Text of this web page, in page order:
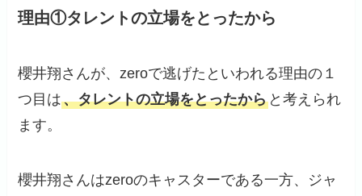
理由①タレントの立場をとったから
櫻井翔さんが、zeroで逃げたといわれる理由の１
つ目は、タレントの立場をとったから と考えられ
ます。
櫻井翔さんはzeroのキャスターである一方、ジャ